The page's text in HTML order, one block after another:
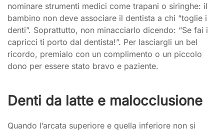
nominare strumenti medici come trapani o siringhe: il
bambino non deve associare il dentista a chi “toglie i
denti”. Soprattutto, non minacciarlo dicendo: “Se fai i
capricci ti porto dal dentista!”. Per lasciargli un bel
ricordo, premialo con un complimento o un piccolo
dono per essere stato bravo e paziente.
Denti da latte e malocclusione
Quando l’arcata superiore e quella inferiore non si